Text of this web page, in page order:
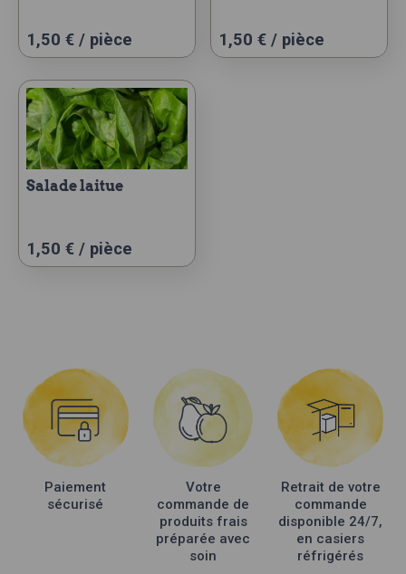
1,50 € / pièce 1,50 € / pièce
salade laitue
1,50 € / pièce
Paiement
sécurisé
Votre
commande de
produits frais
préparée avec
soin
Retrait de votre
commande
disponible 24/7,
en casiers
réfrigérés